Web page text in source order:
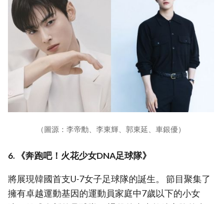
（圖源：李帝勳、李東輝、郭東延、車銀優）
6. 《奔跑吧！火花少女DNA足球隊》
將展現韓國首支U-7女子足球隊的誕生。 節目聚集了
擁有卓越運動基因的運動員家庭中7歲以下的小女